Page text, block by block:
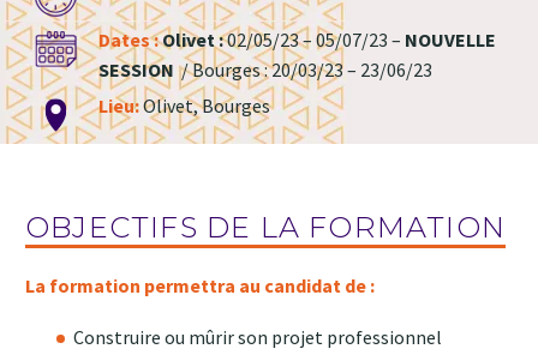
Dates :Olivet :02/05/23 – 05/07/23 – NOUVELLE
SESSION / Bourges : 20/03/23 – 23/06/23
Lieu:Olivet, Bourges
OBJECTIFS DE LA FORMATION
La formation permettra au candidat de :
Construire ou mûrir son projet professionnel